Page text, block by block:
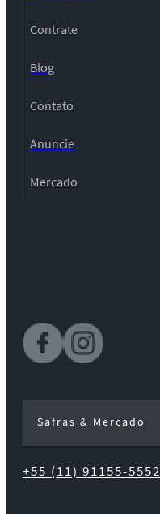
Contrate
Blog
Contato
Anuncie
Mercado
Safras & Mercado
+55 (11) 91155-5552